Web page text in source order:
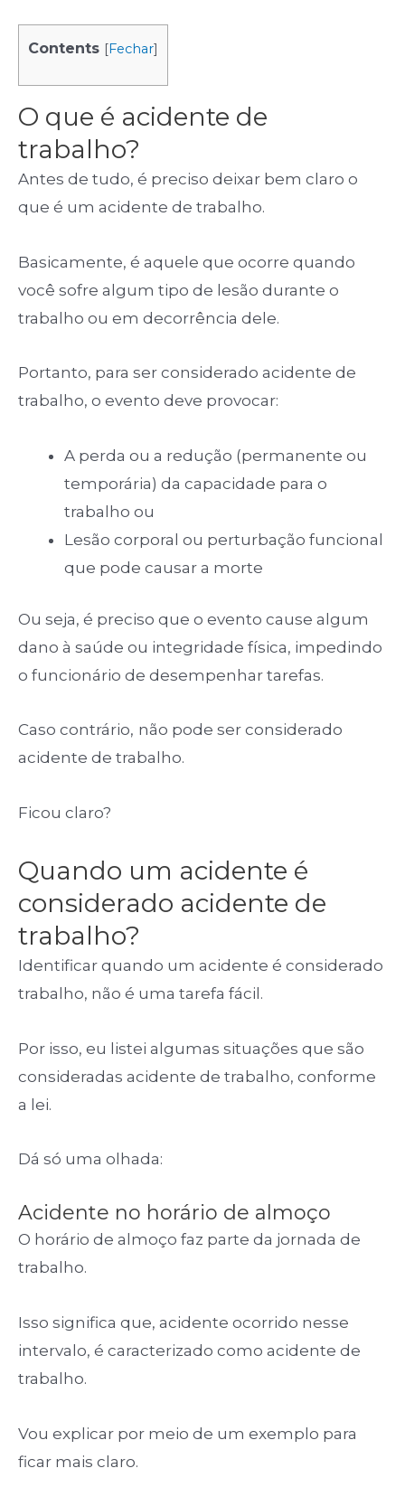
Contents [Fechar]
O que é acidente de
trabalho?
Antes de tudo, é preciso deixar bem claro o
que é um acidente de trabalho.
Basicamente, é aquele que ocorre quando
você sofre algum tipo de lesão durante o
trabalho ou em decorrência dele.
Portanto, para ser considerado acidente de
trabalho, o evento deve provocar:
A perda ou a redução (permanente ou
temporária) da capacidade para o
trabalho ou
Lesão corporal ou perturbação funcional
que pode causar a morte
Ou seja, é preciso que o evento cause algum
dano à saúde ou integridade física, impedindo
o funcionário de desempenhar tarefas.
Caso contrário, não pode ser considerado
acidente de trabalho.
Ficou claro?
Quando um acidente é
considerado acidente de
trabalho?
Identificar quando um acidente é considerado
trabalho, não é uma tarefa fácil.
Por isso, eu listei algumas situações que são
consideradas acidente de trabalho, conforme
a lei.
Dá só uma olhada:
Acidente no horário de almoço
O horário de almoço faz parte da jornada de
trabalho.
Isso significa que, acidente ocorrido nesse
intervalo, é caracterizado como acidente de
trabalho.
Vou explicar por meio de um exemplo para
ficar mais claro.